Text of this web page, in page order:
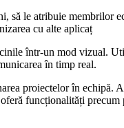
să le atribuie membrilor
cu alte aplicaț
într-un mod vizual.
în timp real.
proiectelor în echipă.
funcționalități